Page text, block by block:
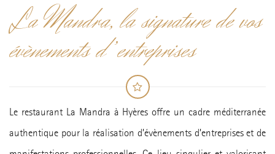
La Mandra, la signature de vos
évènements d’entreprises
Le restaurant La Mandra à Hyères offre un cadre méditerranée
authentique pour la réalisation d’évènements d’entreprises et de